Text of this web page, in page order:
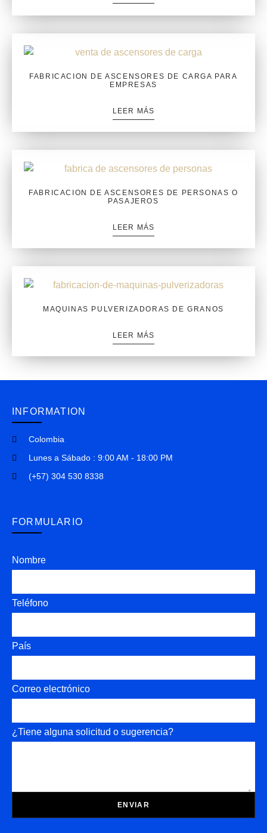
FABRICACION DE ASCENSORES DE CARGA PARA
EMPRESAS
LEER MÁS
FABRICACION DE ASCENSORES DE PERSONAS O
PASAJEROS
LEER MÁS
MAQUINAS PULVERIZADORAS DE GRANOS
LEER MÁS
INFORMATION
Colombia
Lunes a Sábado : 9:00 AM - 18:00 PM
(+57) 304 530 8338
FORMULARIO
Nombre
Teléfono
País
Correo electrónico
¿Tiene alguna solicitud o sugerencia?
ENVIAR